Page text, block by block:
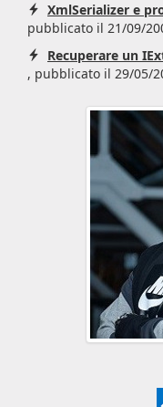
XmlSerializer e
pubblicato il 21/09/
Recuperare un
, pubblicato il 29/05/